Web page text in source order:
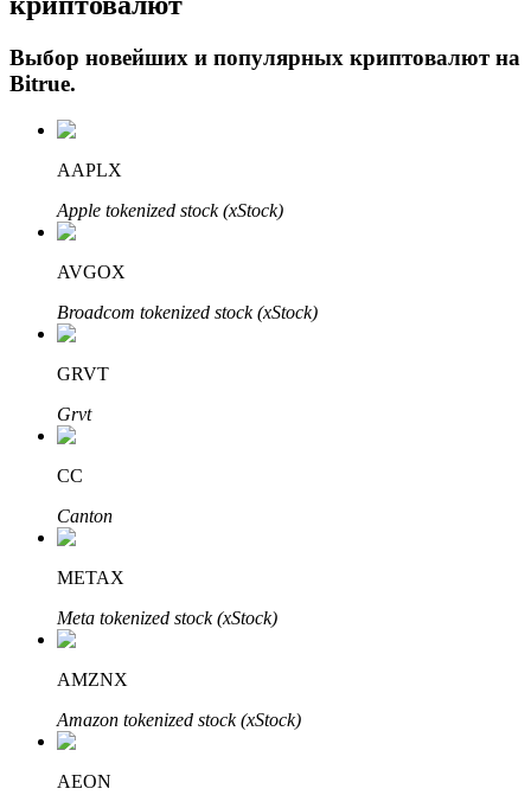
Авто Инвест
Получите долгосрочную прибыль и гибкие проценты
Изучите стейкинг
Выбор новейших и популярных криптовалют на
Bitrue.
AAPLX
Apple tokenized stock (xStock)
AVGOX
Broadcom tokenized stock (xStock)
GRVT
Grvt
CC
Canton
METAX
Meta tokenized stock (xStock)
AMZNX
Amazon tokenized stock (xStock)
AEON